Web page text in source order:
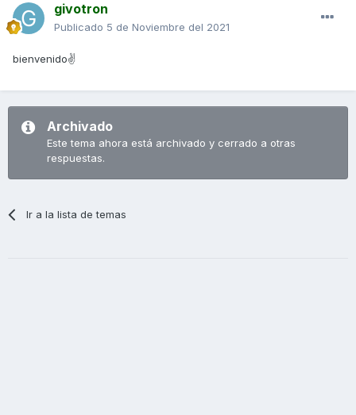
givotron
Publicado 5 de Noviembre del 2021
bienvenido✌
Archivado
Este tema ahora está archivado y cerrado a otras
respuestas.
Ir a la lista de temas